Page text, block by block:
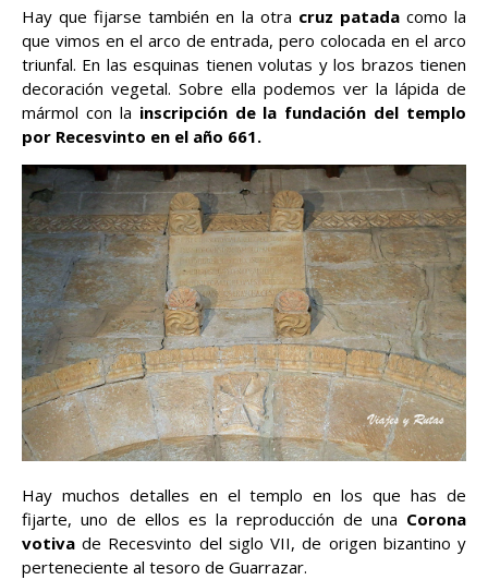
Hay que fijarse también en la otra cruz patadacomo la
que vimos en el arco de entrada, pero colocada en el arco
triunfal. En las esquinas tienen volutas y los brazos tienen
decoración vegetal. Sobre ella podemos ver la lápida de
mármol con la inscripción de la fundación del templo
por Recesvinto en el año 661.
Hay muchos detalles en el templo en los que has de
fijarte, uno de ellos es la reproducción de una Corona
votiva de Recesvinto del siglo VII, de origen bizantino y
perteneciente al tesoro de Guarrazar.